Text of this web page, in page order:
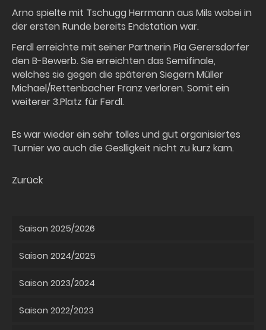
Arno spielte mit Tschugg Herrmann aus Mils wobei in
der ersten Runde bereits Endstation war.
Ferdl erreichte mit seiner Partnerin Pia Gerersdorfer
den B-Bewerb. Sie erreichten das Semifinale,
welches sie gegen die späteren Siegern Müller
Michael/Rettenbacher Franz verloren. Somit ein
weiterer 3.Platz für Ferdl.
Es war wieder ein sehr tolles und gut organisiertes
Turnier wo auch die Geslligkeit nicht zu kurz kam.
Zurück
Saison 2025/2026
Saison 2024/2025
Saison 2023/2024
Saison 2022/2023